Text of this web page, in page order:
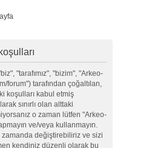
"tarafımız", "bizim", "Arkeo-
forum") tarafından çoğaltılan,
koşulları kabul etmiş
sınırlı olan alttaki
o zaman lütfen "Arkeo-
ve/veya kullanmayın.
zamanda değiştirebiliriz ve sizi
kendiniz düzenli olarak bu